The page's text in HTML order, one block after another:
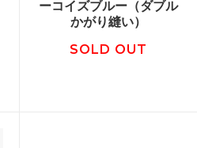
ーコイズブルー（ダブル
かがり縫い）
SOLD OUT